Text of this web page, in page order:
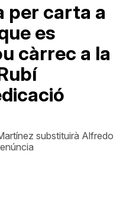
per carta a
es
càrrec a la
substituirà Alfredo